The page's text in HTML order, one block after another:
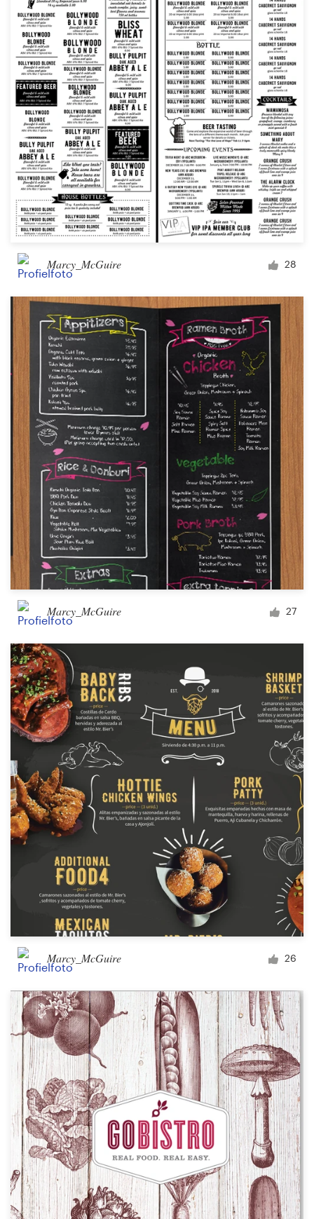
Marcy_McGuire 28
Marcy_McGuire 27
Marcy_McGuire 26